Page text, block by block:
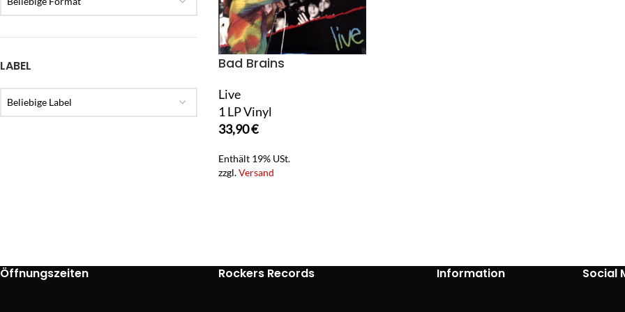
LABEL
Beliebige Label
Bad Brains
Live
1 LP Vinyl
33,90€
Enthält 19% USt.
zzgl.Versand
Öffnungszeiten Rockers Records Information Social